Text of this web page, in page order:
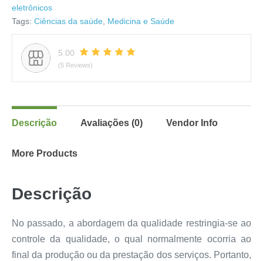
eletrônicos
Tags: Ciências da saúde, Medicina e Saúde
5.00
(5 Reviews)
Descrição Avaliações (0) Vendor Info
More Products
Descrição
No passado, a abordagem da qualidade restringia-se ao
controle da qualidade, o qual normalmente ocorria ao
final da produção ou da prestação dos serviços. Portanto,